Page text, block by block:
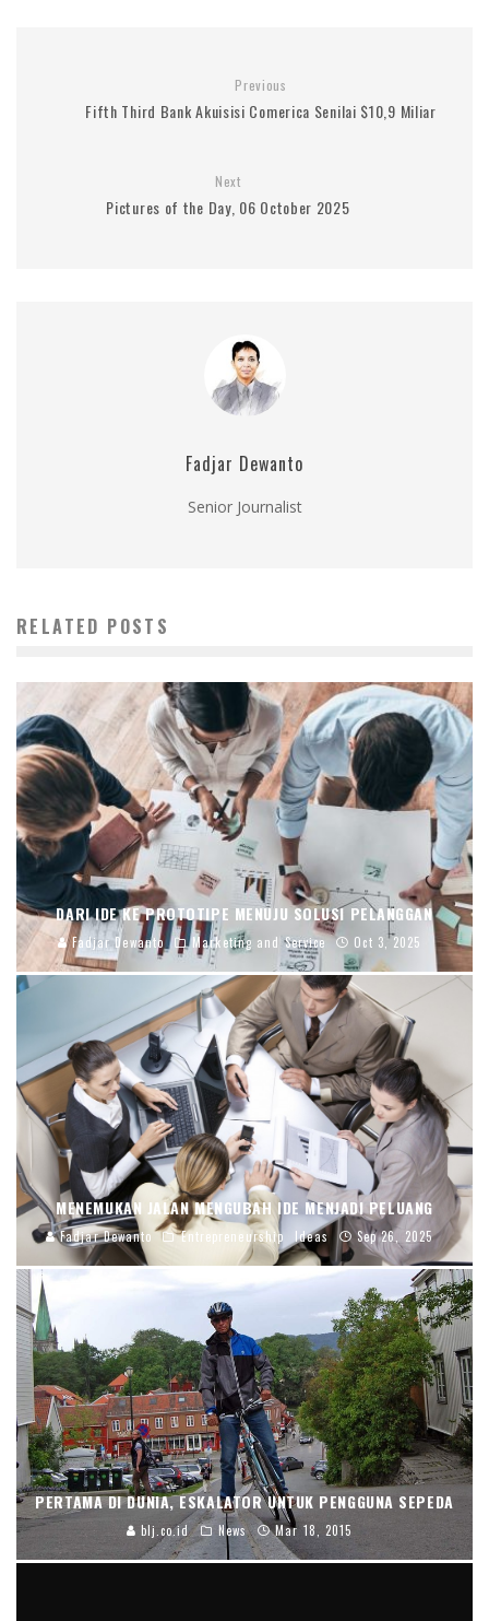
Previous
Fifth Third Bank Akuisisi Comerica Senilai $10,9 Miliar
Next
Pictures of the Day, 06 October 2025
Fadjar Dewanto
Senior Journalist
RELATED POSTS
DARI IDE KE PROTOTIPE MENUJU SOLUSI PELANGGAN
Fadjar Dewanto Marketing and Service Oct 3, 2025
MENEMUKAN JALAN MENGUBAH IDE MENJADI PELUANG
Fadjar Dewanto Entrepreneurship Ideas Sep 26, 2025
PERTAMA DI DUNIA, ESKALATOR UNTUK PENGGUNA SEPEDA
blj.co.id News Mar 18, 2015